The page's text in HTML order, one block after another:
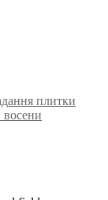
плитки
восени